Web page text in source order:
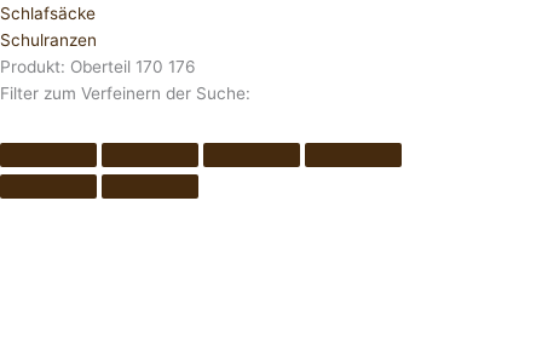
Schlafsäcke
Schulranzen
Produkt: Oberteil 170 176
Filter zum Verfeinern der Suche: